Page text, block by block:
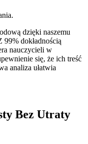
dzięki naszemu
99% dokładnością
nauczycieli w
się, że ich treść
analiza ułatwia
Bez Utraty